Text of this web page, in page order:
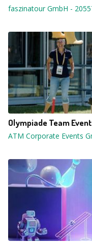
faszinatour GmbH -
Olympiade Team Event
ATM Corporate Events